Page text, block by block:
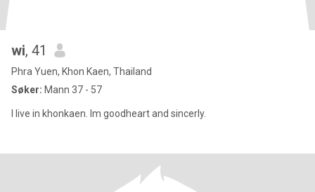
wi, 41
Phra Yuen, Khon Kaen, Thailand
Søker: Mann 37 - 57
I live in khonkaen. Im goodheart and sincerly.